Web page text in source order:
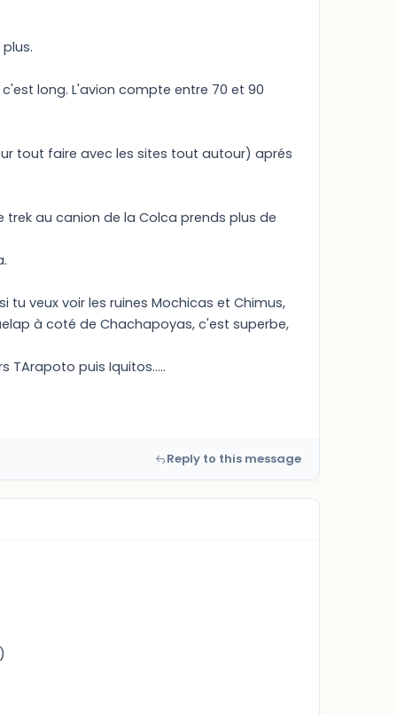
long. L'avion compte entre 70 et 90
tout faire avec les sites tout autour) aprés
au canion de la Colca prends plus de
veux voir les ruines Mochicas et Chimus,
à coté de Chachapoyas, c'est superbe,
TArapoto puis Iquitos.....
Reply to this message